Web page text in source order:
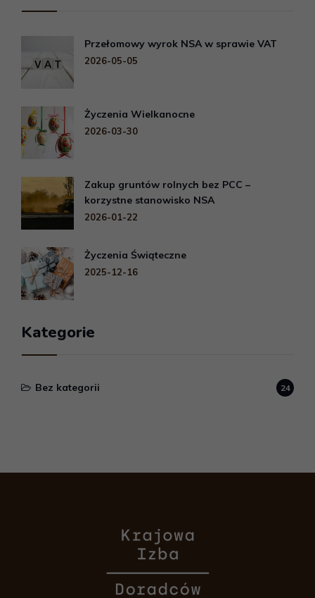
Przełomowy wyrok NSA w sprawie VAT
2026-05-05
Życzenia Wielkanocne
2026-03-30
Zakup gruntów rolnych bez PCC –
korzystne stanowisko NSA
2026-01-22
Życzenia Świąteczne
2025-12-16
Kategorie
Bez kategorii 24